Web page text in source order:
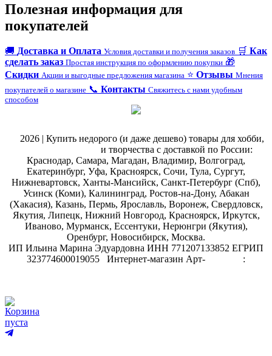
Полезная информация для
покупателей
🚚 Доставка и Оплата Условия доставки и получения заказов 🛒 Как
сделать заказ Простая инструкция по оформлению покупки 🎁
Скидки Акции и выгодные предложения магазина ⭐ Отзывы Мнения
покупателей о магазине 📞 Контакты Свяжитесь с нами удобным
способом
2026 | Купить недорого (и даже дешево) товары для хобби,
и творчества с доставкой по России:
Краснодар, Самара, Магадан, Владимир, Волгоград,
Екатеринбург, Уфа, Красноярск, Сочи, Тула, Сургут,
Нижневартовск, Ханты-Мансийск, Санкт-Петербург (Спб),
Усинск (Коми), Калининград, Ростов-на-Дону, Абакан
(Хакасия), Казань, Пермь, Ярославль, Воронеж, Свердловск,
Якутия, Липецк, Нижний Новгород, Красноярск, Иркутск,
Иваново, Мурманск, Ессентуки, Нерюнгри (Якутия),
Оренбург, Новосибирск, Москва.
ИП Ильина Марина Эдуардовна ИНН 771207133852 ЕГРИП
323774600019055
Интернет-магазин Арт-
:
Корзина
пуста